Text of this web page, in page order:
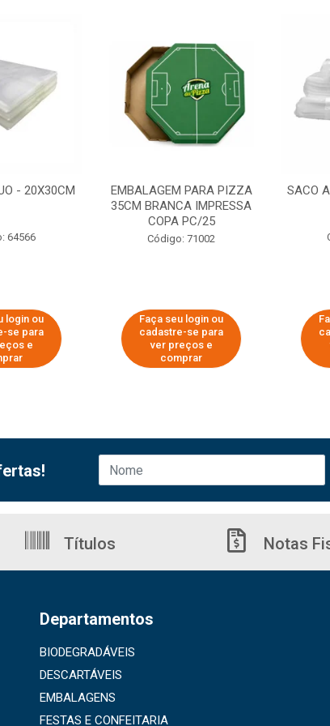
- 20X30CM
64566
login ou
se para
e
EMBALAGEM PARA PIZZA
35CM BRANCA IMPRESSA
COPA PC/25
Código: 71002
Faça seu login ou
cadastre-se para
ver preços e
comprar
SACO
Títulos Notas
Departamentos
BIODEGRADÁVEIS
DESCARTÁVEIS
EMBALAGENS
FESTAS E CONFEITARIA